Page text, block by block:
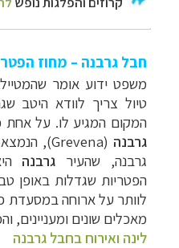
חבל גרבנה – מחוז
משפט ידוע אומר
טיול צריך לוודא היטב
המקום המגיע לו. על אחת
גרבנה (
Grevena
),
גרבנה, שהעיר גרבנה
הפטריות שגדלות באופן
לוותר על ארוחה במסעדת
מאכלים שונים ומעניינים,
לינה ואירוח בחבל גרבנה